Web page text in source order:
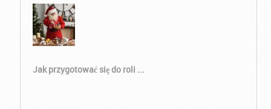
Jak przygotować się do roli ...